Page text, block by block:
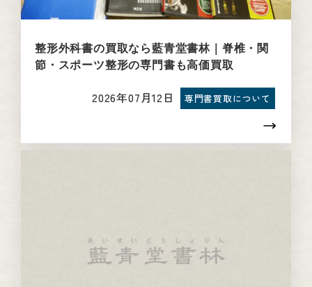
整形外科書の買取なら藍青堂書林｜脊椎・関
節・スポーツ整形の専門書も高価買取
2026年07月12日 専門書買取について